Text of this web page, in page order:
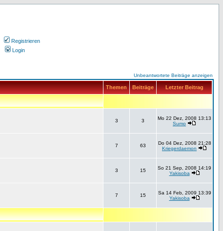
Registrieren
Login
Unbeantwortete Beiträge anzeigen
Themen Beiträge Letzter Beitrag
3 3
Mo 22 Dez, 2008 13:13
Sumo
7 63
Do 04 Dez, 2008 21:28
Kriegerdaemon
3 15
So 21 Sep, 2008 14:19
Yakisoba
7 15
Sa 14 Feb, 2009 13:39
Yakisoba